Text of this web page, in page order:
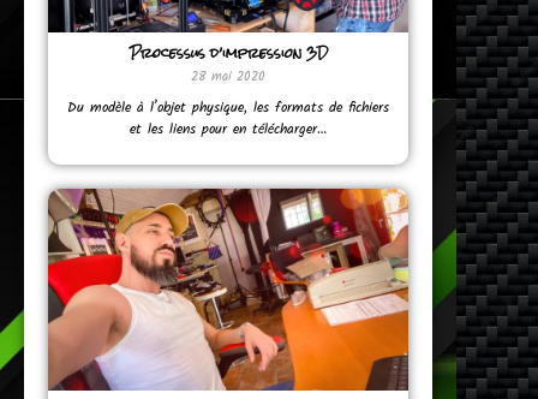
Processus d’impression 3D
28 mai 2020
Du modèle à l’objet physique, les formats de fichiers
et les liens pour en télécharger…